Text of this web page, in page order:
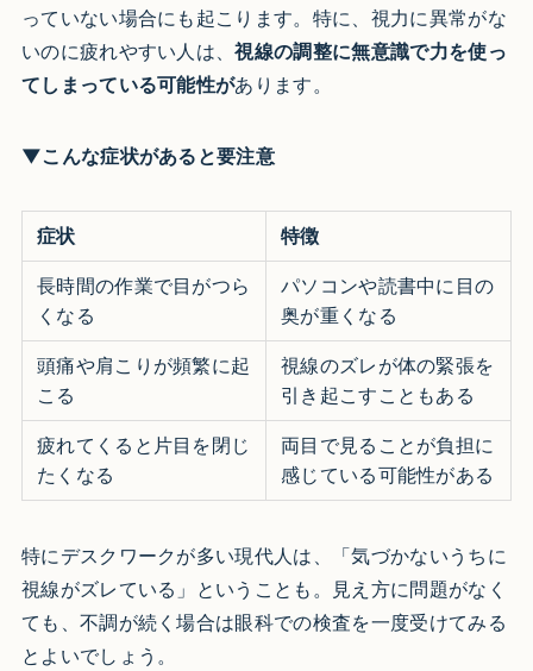
っていない場合にも起こります。特に、視力に異常がな
いのに疲れやすい人は、視線の調整に無意識で力を使っ
てしまっている可能性があります。
▼こんな症状があると要注意
症状 特徴
長時間の作業で目がつら
くなる
パソコンや読書中に目の
奥が重くなる
頭痛や肩こりが頻繁に起
こる
視線のズレが体の緊張を
引き起こすこともある
疲れてくると片目を閉じ
たくなる
両目で見ることが負担に
感じている可能性がある
特にデスクワークが多い現代人は、「気づかないうちに
視線がズレている」ということも。見え方に問題がなく
ても、不調が続く場合は眼科での検査を一度受けてみる
とよいでしょう。